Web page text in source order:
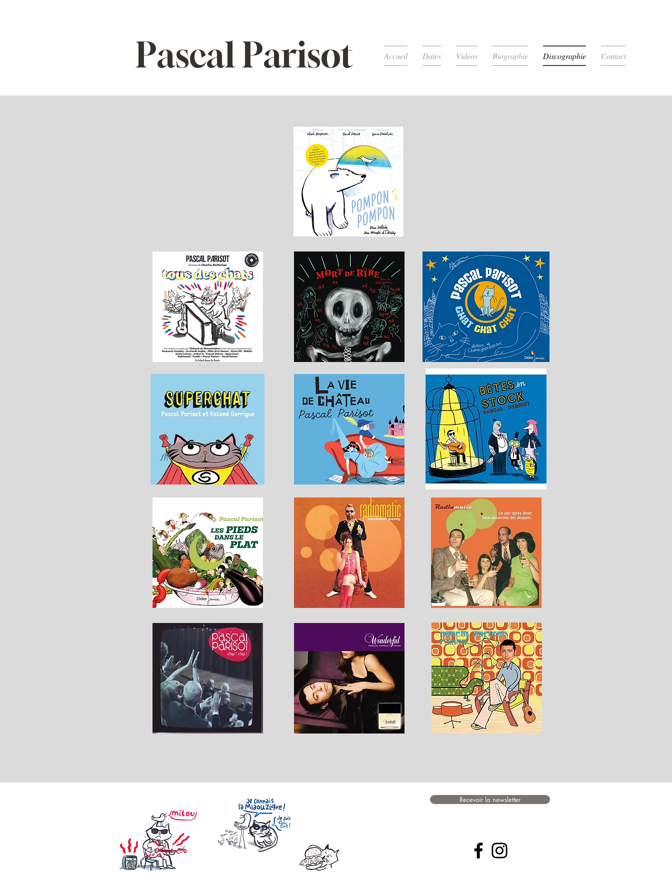
Pascal Parisot Accueil Dates Videos Biographie Discographie Contact
Recevoir la newsletter